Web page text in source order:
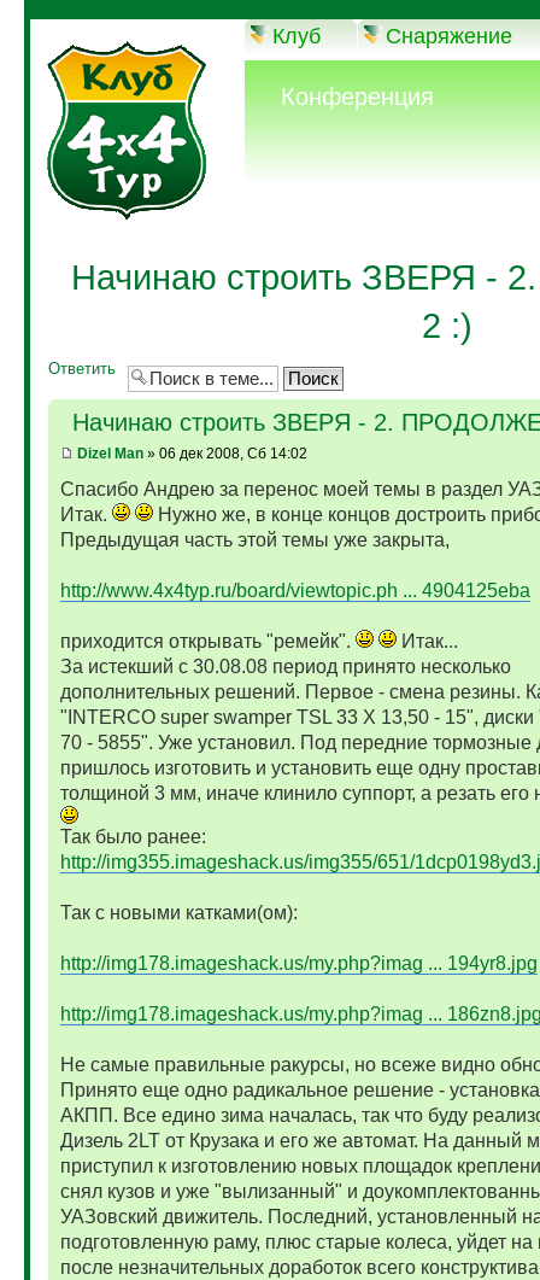
Клуб Снаряжение
Конференция
Начинаю строить ЗВЕРЯ
2 :)
Ответить
Начинаю строить ЗВЕРЯ - 2.
Dizel Man» 06 дек 2008, Сб 14:02
Спасибо Андрею за перенос моей темы в раздел
Итак.
Нужно же, в конце концов достроить
Предыдущая часть этой темы уже закрыта,
http://www.4x4typ.ru/board/viewtopic.ph ... 4904125eba
приходится открывать "ремейк".
Итак...
За истекший с 30.08.08 период принято несколько
дополнительных решений. Первое - смена резины.
"INTERCO super swamper TSL 33 X 13,50 - 15",
70 - 5855". Уже установил. Под передние тормозные
пришлось изготовить и установить еще одну
толщиной 3 мм, иначе клинило суппорт, а резать его
Так было ранее:
http://img355.imageshack.us/img355/651/
Так с новыми катками(ом):
http://img178.imageshack.us/my.php?imag ... 194yr8.jpg
http://img178.imageshack.us/my.php?imag ...
Не самые правильные ракурсы, но всеже видно
Принято еще одно радикальное решение -
АКПП. Все едино зима началась, так что буду
Дизель 2LT от Крузака и его же автомат. На данный
приступил к изготовлению новых площадок
снял кузов и уже "вылизанный" и
УАЗовский движитель. Последний, установленный
подготовленную раму, плюс старые колеса, уйдет
после незначительных доработок всего